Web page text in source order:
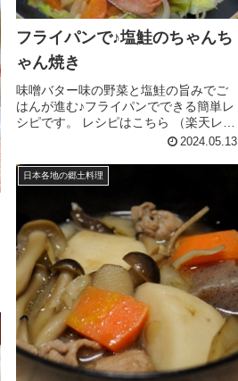
フライパンで♪塩鮭のちゃんち
ゃん焼き
味噌バター味の野菜と塩鮭の旨みでご
はんが進む♪フライパンでできる簡単レ
シピです。 レシピはこちら （楽天レシ
ピ） 約30分 500円前後 材料甘塩鮭切身
せ味噌☆醤油☆砂糖☆酒バター油みん
なのレビュー
2024.05.13
日本各地の郷土料理